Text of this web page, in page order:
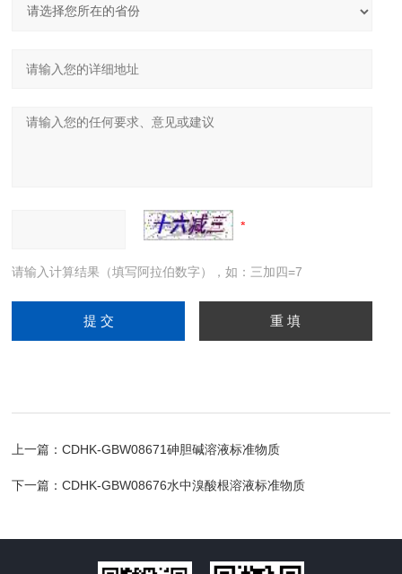
请输入计算结果（填写阿拉伯数字），如：三加四=7
上一篇：CDHK-GBW08671砷胆碱溶液标准物质
下一篇：CDHK-GBW08676水中溴酸根溶液标准物质